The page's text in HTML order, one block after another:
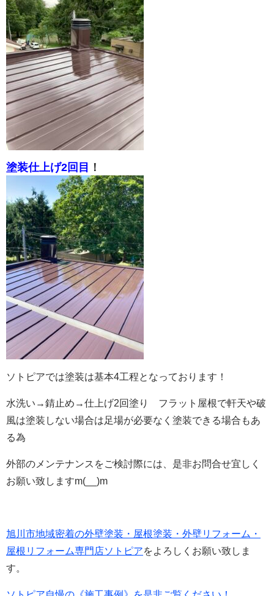
塗装仕上げ2回目 ！
ソトピアでは塗装は基本4工程となっております！
水洗い→錆止め→仕上げ2回塗り フラット屋根で軒天や破
風は塗装しない場合は足場が必要なく塗装できる場合もあ
る為
外部のメンテナンスをご検討際には、是非お問合せ宜しく
お願い致しますm(__)m
旭川市地域密着の外壁塗装・屋根塗装・外壁リフォーム・
屋根リフォーム専門店ソトピアをよろしくお願い致しま
す。